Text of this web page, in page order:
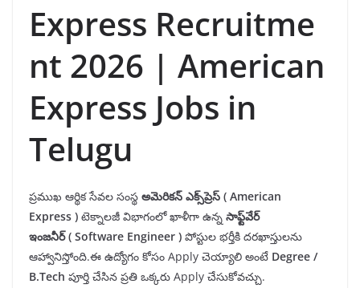
Express Recruitme
nt 2026 | American
Express Jobs in
Telugu
ప్రముఖ ఆర్థిక సేవల సంస్థ అమెరికన్ ఎక్స్ప్రెస్ ( American
Express ) టెక్నాలజీ విభాగంలో ఖాళీగా ఉన్న సాఫ్ట్వేర్
ఇంజనీర్ ( Software Engineer ) పోస్టుల భర్తీకి దరఖాస్తులను
ఆహ్వానిస్తోంది.ఈ ఉద్యోగం కోసం Apply చెయ్యాలి అంటే Degree /
B.Tech పూర్తి చేసిన ప్రతి ఒక్కరు Apply చేసుకోవచ్చు.